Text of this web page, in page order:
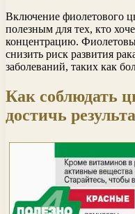
Включение фиолетового
полезным для тех, кто
концентрацию.
снизить риск развития
заболеваний, таких как
Как соблюдать
достичь